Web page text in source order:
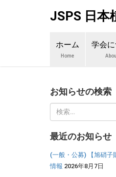
JSPS 日本
ホーム
Home
学会
お知らせの検索
索:
最近のお知らせ
(一般・公募) 【旭硝子
情報 2026年8月7日